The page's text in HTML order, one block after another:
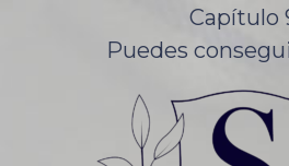
Capítulo
Puedes
C/ General
28001 Madrid
913 087 100–620